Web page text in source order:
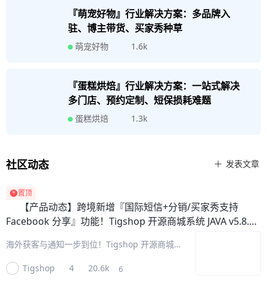
『萌宠好物』行业解决方案：多品牌入
驻、博主带货、买家秀种草
萌宠好物 1.6k
『蛋糕烘焙』行业解决方案：一站式解决
多门店、预约定制、短保损耗难题
蛋糕烘焙 1.3k
社区动态 发表文章
置顶
【产品动态】 跨境新增『国际短信+分销/买家秀支持
Facebook 分享』功能！Tigshop 开源商城系统 JAVA v5.8.39
海外获客与通知一步到位！Tigshop 开源商城
化，新增『阿里云国际短信+分销/买家秀支持
Tigshop 4 20.6k 6